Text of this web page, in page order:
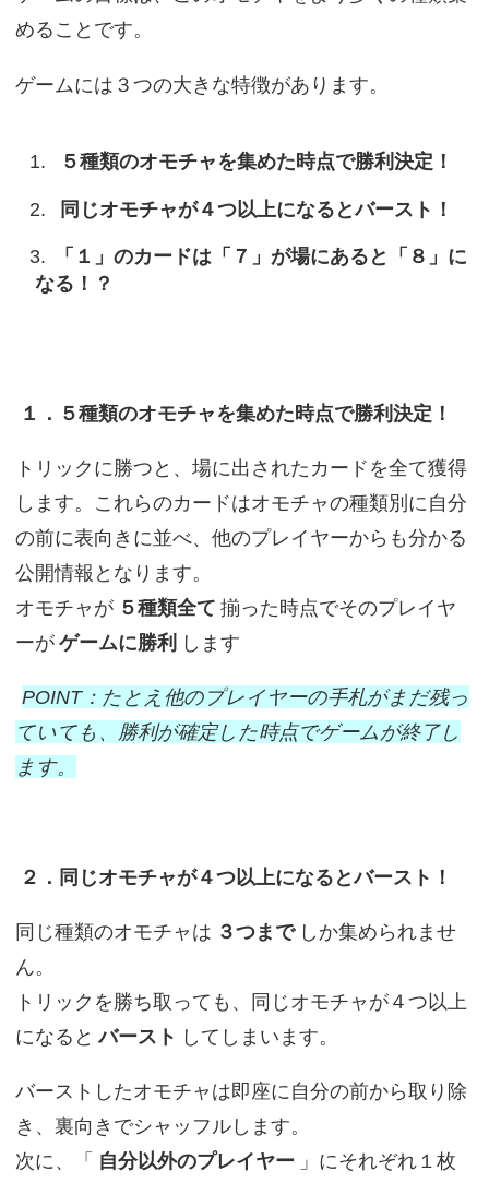
めることです。
ゲームには３つの大きな特徴があります。
５種類のオモチャを集めた時点で勝利決定！
同じオモチャが４つ以上になるとバースト！
「１」のカードは「７」が場にあると「８」に
なる！？
１．５種類のオモチャを集めた時点で勝利決定！
トリックに勝つと、場に出されたカードを全て獲得
します。これらのカードはオモチャの種類別に自分
の前に表向きに並べ、他のプレイヤーからも分かる
公開情報となります。
オモチャが ５種類全て 揃った時点でそのプレイヤ
ーが ゲームに勝利 します
POINT：たとえ他のプレイヤーの手札がまだ残っ
ていても、勝利が確定した時点でゲームが終了し
ます。
２．同じオモチャが４つ以上になるとバースト！
同じ種類のオモチャは ３つまで しか集められませ
ん。
トリックを勝ち取っても、同じオモチャが４つ以上
になると バースト してしまいます。
バーストしたオモチャは即座に自分の前から取り除
き、裏向きでシャッフルします。
次に、「 自分以外のプレイヤー 」にそれぞれ１枚